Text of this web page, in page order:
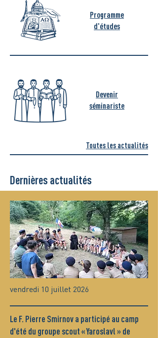
Programme
d'études
Devenir
séminariste
Toutes les actualités
Dernières actualités
vendredi 10 juillet 2026
Le F. Pierre Smirnov a participé au camp
d'été du groupe scout « Yaroslavl » de